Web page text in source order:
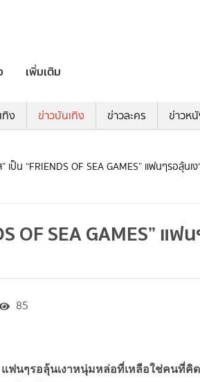
เพิ่มเติม
ทิง ข่าวบันเทิง ข่าวละคร ข่าวห
เป็น “FRIENDS OF SEA GAMES” แฟนๆรอลุ้
OF SEA GAMES” แฟ
85
แฟนๆรอลุ้นเงาหนุ่มหล่อที่เหลือใช่คนที่คิ